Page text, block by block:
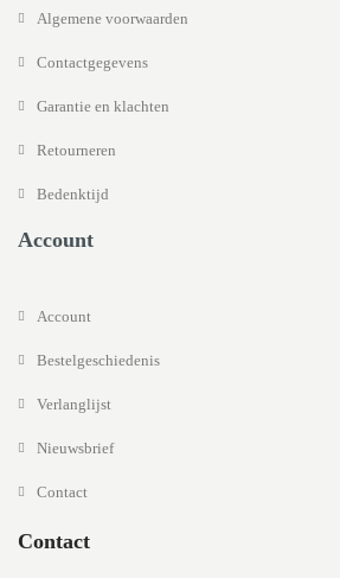
Algemene voorwaarden
Contactgegevens
Garantie en klachten
Retourneren
Bedenktijd
Account
Account
Bestelgeschiedenis
Verlanglijst
Nieuwsbrief
Contact
Contact